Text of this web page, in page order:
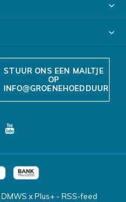
STUUR ONS EEN MAILTJE
OP
DMWS xPlus+ - RSS-feed